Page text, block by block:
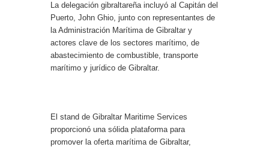
La delegación gibraltareña incluyó al Capitán del
Puerto, John Ghio, junto con representantes de
la Administración Marítima de Gibraltar y
actores clave de los sectores marítimo, de
abastecimiento de combustible, transporte
marítimo y jurídico de Gibraltar.
El stand de Gibraltar Maritime Services
proporcionó una sólida plataforma para
promover la oferta marítima de Gibraltar,